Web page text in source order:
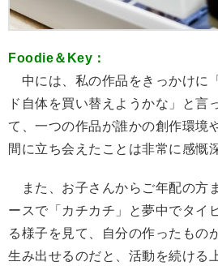
Foodie＆Key：
中には、私の作品をきっかけに
ド自体を買い替えようかな」と言
て、一つの作品が誰かの創作環境
間に立ち会えたことは非常に感慨
また、お子さんからご年配の方
ースで「カチカチ」と夢中でタイ
る様子を見て、自分の作ったもの
生み出せるのだと、活動を続ける